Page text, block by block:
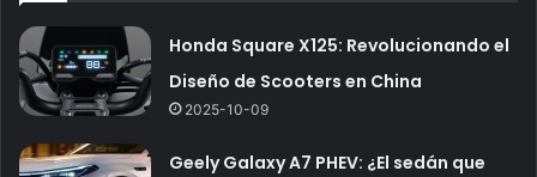
Honda Square X125: Revolucionando el
Diseño de Scooters en China
2025-10-09
Geely Galaxy A7 PHEV: ¿El sedán que